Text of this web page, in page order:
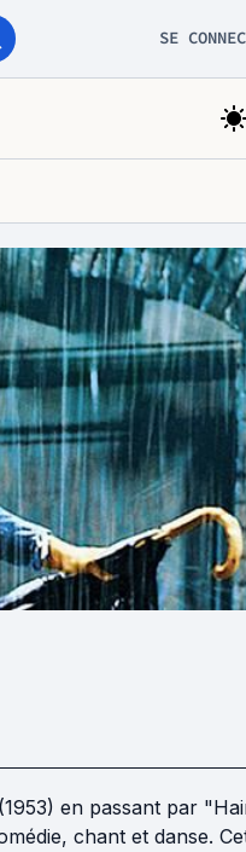
SE
en passant par
chant et danse.